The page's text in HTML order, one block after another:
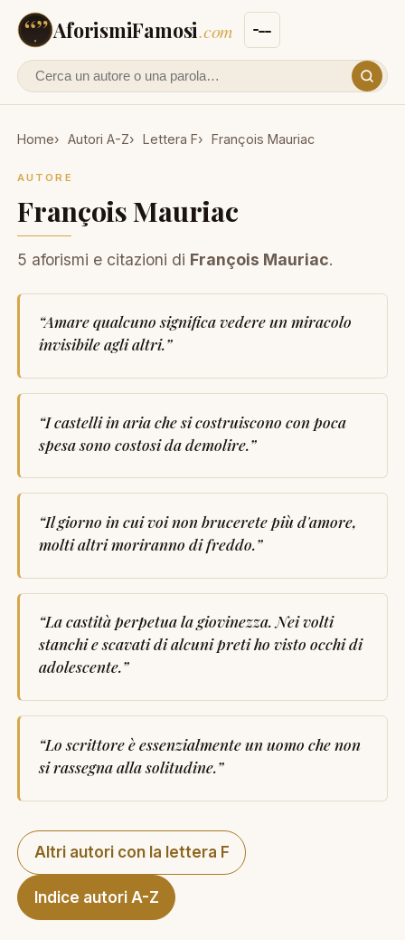
AforismiFamosi.com
Cerca un autore o un aforisma
Home Autori A-Z Lettera F François Mauriac
AUTORE
François Mauriac
5 aforismi e citazioni di François Mauriac.
“Amare qualcuno significa vedere un miracolo
invisibile agli altri.”
“I castelli in aria che si costruiscono con poca
spesa sono costosi da demolire.”
“Il giorno in cui voi non brucerete più d'amore,
molti altri moriranno di freddo.”
“La castità perpetua la giovinezza. Nei volti
stanchi e scavati di alcuni preti ho visto occhi di
adolescente.”
“Lo scrittore è essenzialmente un uomo che non
si rassegna alla solitudine.”
Altri autori con la lettera F
Indice autori A-Z